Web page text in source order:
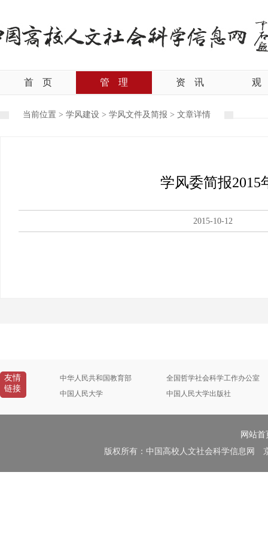
首 页 管 理 资 讯 观
当前位置 > 学风建设 > 学风文件及简报 > 文章详情
学风委简报2015
2015-10-12
友情
链接
中华人民共和国教育部
全国哲学社会科学工作办公室
中国人民大学
中国人民大学出版社
网站首
版权所有：中国高校人文社会科学信息网